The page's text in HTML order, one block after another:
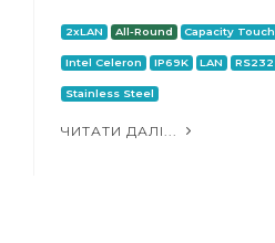
2xLAN All-Round Capacity Touch
Intel Celeron IP69K LAN RS232
Stainless Steel
ЧИТАТИ ДАЛІ...